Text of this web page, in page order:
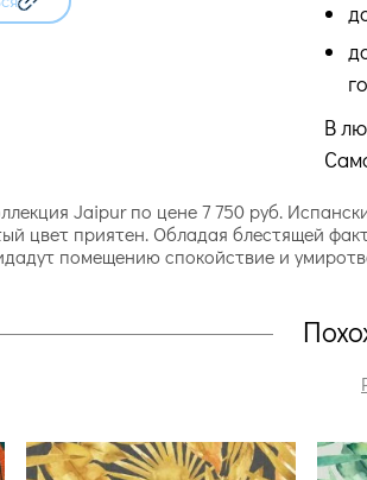
В
Jaipur по цене 7 750 руб.
цвет приятен. Обладая блестящей
помещению спокойствие и